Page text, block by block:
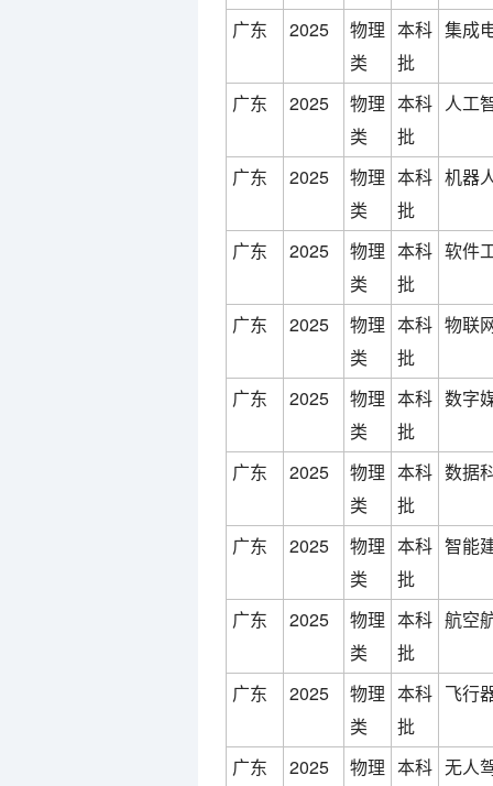
广东
2025
物理
类
本科
批
集成
广东 2025
物理
类
本科
批
人工
广东 2025
物理
类
本科
批
机器
广东 2025
物理
类
本科
批
软件
广东 2025
物理
类
本科
批
物联
广东 2025
物理
类
本科
批
数字
广东 2025
物理
类
本科
批
数据
广东 2025
物理
类
本科
批
智能
广东 2025
物理
类
本科
批
航空
广东 2025
物理
类
本科
批
飞行
广东 2025
物理 本科 无人